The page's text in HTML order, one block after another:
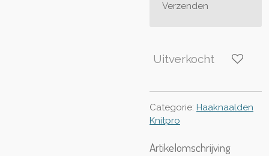
Verzenden
Uitverkocht
Categorie: Haaknaalden
Knitpro
Artikelomschrijving